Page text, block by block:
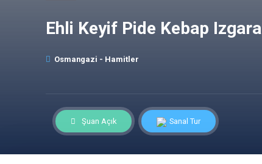
Ehli Keyif Pide Kebap Izgara
Osmangazi - Hamitler
Şuan Açık Sanal Tur